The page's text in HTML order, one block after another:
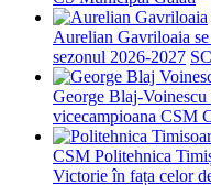
Aurelian Gavriloaia
sezonul 2026-2027
George Blaj-Voinescu
vicecampioana CSM
CSM Politehnica
Victorie în fața celor